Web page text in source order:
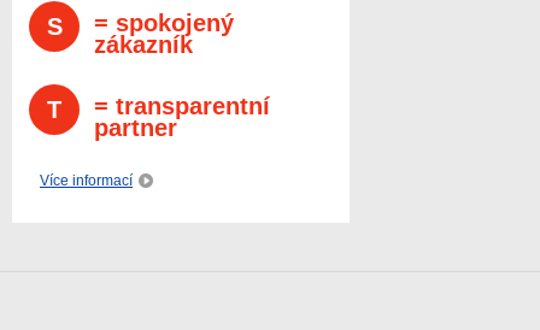
S
= spokojený
zákazník
T
= transparentní
partner
Více informací